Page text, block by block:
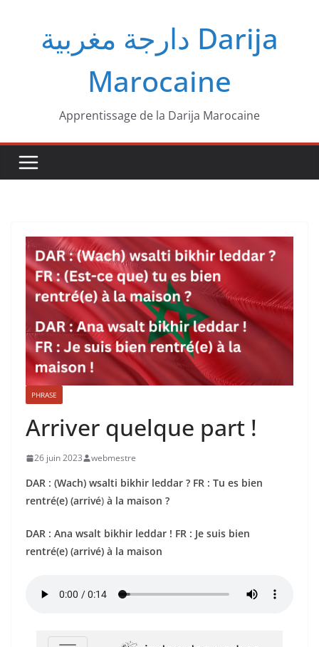
contenuدارجة مغربية‎ Darija
Marocaine
Apprentissage de la Darija Marocaine
PHRASE
Arriver quelque part !
26 juin 2023 webmestre
DAR : (Wach) wsalti bikhir leddar ? FR : Tu es bien
rentré(e) (arrivé) à la maison ?
DAR : Ana wsalt bikhir leddar ! FR : Je suis bien
rentré(e) (arrivé) à la maison